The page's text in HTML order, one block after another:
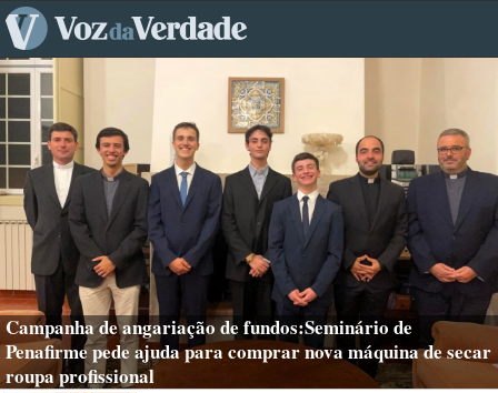
Campanha de angariação de fundos:Seminário de
Penafirme pede ajuda para comprar nova máquina de secar
roupa profissional